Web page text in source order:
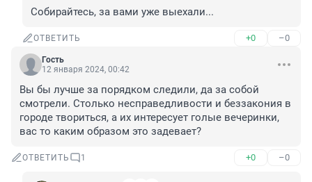
Собирайтесь, за вами уже выехали...
ОТВЕТИТЬ +0 –0
Гость
12 января 2024, 00:42
Вы бы лучше за порядком следили, да за собой
смотрели. Столько несправедливости и беззакония в
городе твориться, а их интересует голые вечеринки,
вас то каким образом это задевает?
ОТВЕТИТЬ 1 +0 –0